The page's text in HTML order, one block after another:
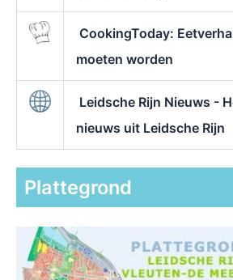
CookingToday:
moeten worden
Leidsche Rijn Nieuws -
nieuws uit Leidsche Rijn
Plattegrond